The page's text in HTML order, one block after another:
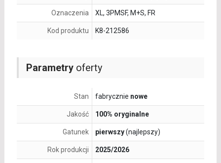
Parametryoferty
Stan fabrycznie nowe
Jakość 100% oryginalne
Gatunek pierwszy(najlepszy)
Rok produkcji 2025/2026
Oznaczenia XL, 3PMSF, M+S, FR
Kod produktu K8-212586